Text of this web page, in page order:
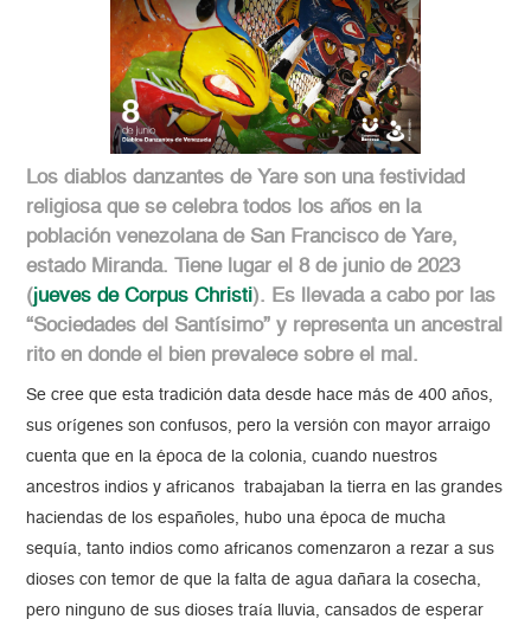
Los diablos danzantes de Yare son una festividad
religiosa que se celebra todos los años en la
población venezolana de San Francisco de Yare,
estado Miranda. Tiene lugar el 8 de junio de 2023
(jueves de Corpus Christi). Es llevada a cabo por las
“Sociedades del Santísimo” y representa un ancestral
rito en donde el bien prevalece sobre el mal.
Se cree que esta tradición data desde hace más de 400 años,
sus orígenes son confusos, pero la versión con mayor arraigo
cuenta que en la época de la colonia, cuando nuestros
ancestros indios y africanos trabajaban la tierra en las grandes
haciendas de los españoles, hubo una época de mucha
sequía, tanto indios como africanos comenzaron a rezar a sus
dioses con temor de que la falta de agua dañara la cosecha,
pero ninguno de sus dioses traía lluvia, cansados de esperar